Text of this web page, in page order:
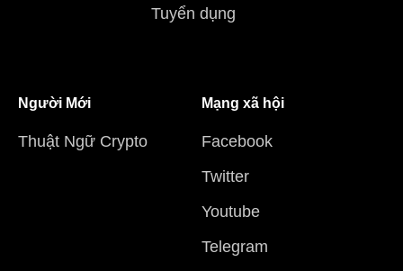
Tuyển dụng
Người Mới
Thuật Ngữ Crypto
Mạng xã hội
Facebook
Twitter
Youtube
Telegram